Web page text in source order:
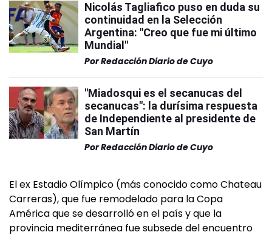
Nicolás Tagliafico puso en duda su
continuidad en la Selección
Argentina: "Creo que fue mi último
Mundial"
PorRedacción Diario de Cuyo
"Miadosqui es el secanucas del
secanucas": la durísima respuesta
de Independiente al presidente de
San Martín
PorRedacción Diario de Cuyo
El ex Estadio Olímpico (más conocido como Chateau
Carreras), que fue remodelado para la Copa
América que se desarrolló en el país y que la
provincia mediterránea fue subsede del encuentro